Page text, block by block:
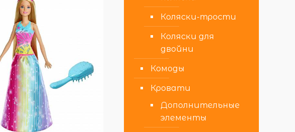
Коляски-трости
Коляски для
двойни
Комоды
Кровати
Дополнительные
элементы